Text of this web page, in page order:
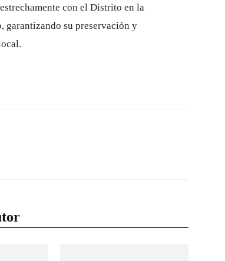
con el Distrito en la
garantizando su preservación y